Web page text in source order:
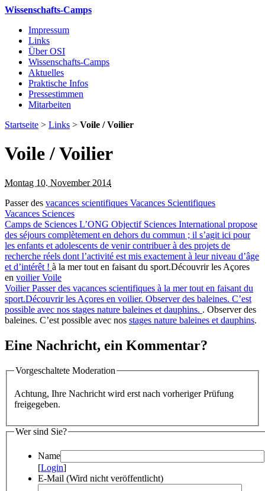
Wissenschafts-Camps
Impressum
Links
Über OSI
Wissenschafts-Camps
Aktuelles
Praktische Infos
Pressestimmen
Mitarbeiten
Startseite > Links > Voile / Voilier
Voile / Voilier
Montag 10. November 2014
Passer des vacances scientifiques Vacances Scientifiques
Vacances Sciences
Camps de Sciences L’ONG Objectif Sciences International propose
des séjours complètement en dehors du commun ; il s’agit ici pour
les enfants et adolescents de venir contribuer à des projets de
recherche réels dont l’activité est mis exactement à leur niveau d’âge
et d’intérêt ! à la mer tout en faisant du sport.Découvrir les Açores
en voilier Voile
Voilier Passer des vacances scientifiques à la mer tout en faisant du
sport.Découvrir les Açores en voilier. Observer des baleines. C’est
possible avec nos stages nature baleines et dauphins. . Observer des
baleines. C’est possible avec nos stages nature baleines et dauphins.
Eine Nachricht, ein Kommentar?
Vorgeschaltete Moderation
Achtung, Ihre Nachricht wird erst nach vorheriger Prüfung
freigegeben.
Wer sind Sie?
Name
[Login]
E-Mail (Wird nicht veröffentlicht)